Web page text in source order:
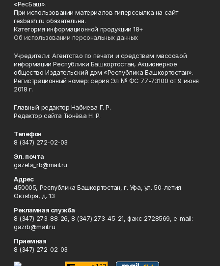
«РесБаш».
При использовании материалов гиперссылка на сайт
resbash.ru обязательна.
Категория информационной продукции 18+
Об использовании персональных данных
Учредители: Агентство по печати и средствам массовой
информации Республики Башкортостан, Акционерное
общество Издательский дом «Республика Башкортостан».
Регистрационный номер: серия Эл № ФС 77-73100 от 9 июня
2018 г.
Главный редактор Набиева Г. Р.
Редактор сайта Тюнёва Н. Р.
Телефон
8 (347) 272-02-03
Эл. почта
gazeta_rb@mail.ru
Адрес
450005, Республика Башкортостан, г. Уфа, ул. 50-летия
Октября, д. 13
Рекламная служба
8 (347) 273-88-26, 8 (347) 273-45-21, факс 2728569, e-mail:
gazrb@mail.ru
Приемная
8 (347) 272-02-03